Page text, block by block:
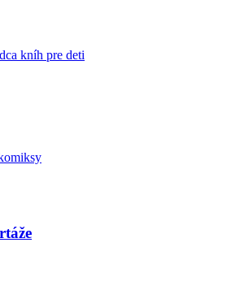
kníh pre deti